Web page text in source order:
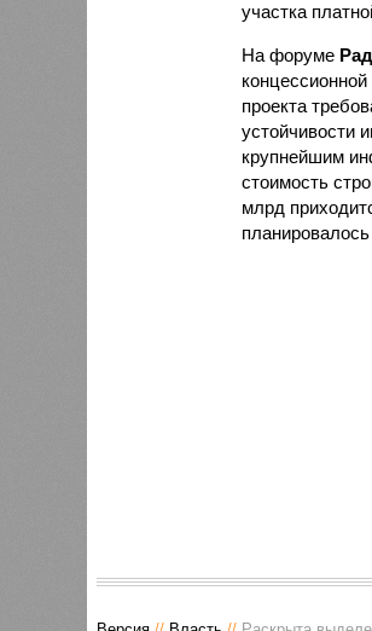
участка
На форуме
проекта
устойчивости
крупнейшим
стоимость
млрд
планировалось